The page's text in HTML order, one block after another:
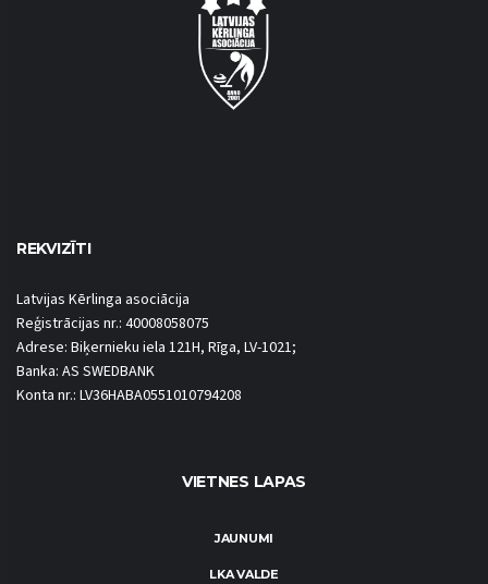
REKVIZĪTI
Latvijas Kērlinga asociācija
Reģistrācijas nr.: 40008058075
Adrese: Biķernieku iela 121H, Rīga, LV-1021;
Banka: AS SWEDBANK
Konta nr.: LV36HABA0551010794208
VIETNES LAPAS
JAUNUMI
LKA VALDE